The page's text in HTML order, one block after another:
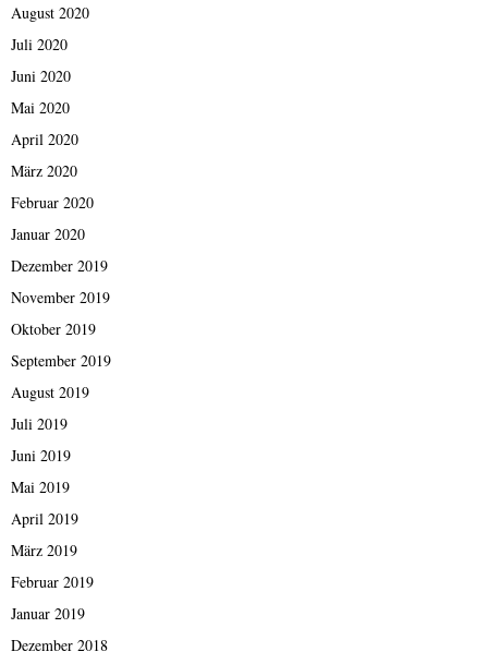
August 2020
Juli 2020
Juni 2020
Mai 2020
April 2020
März 2020
Februar 2020
Januar 2020
Dezember 2019
November 2019
Oktober 2019
September 2019
August 2019
Juli 2019
Juni 2019
Mai 2019
April 2019
März 2019
Februar 2019
Januar 2019
Dezember 2018